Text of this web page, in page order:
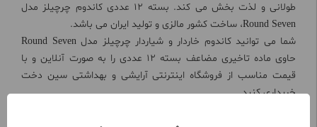
طولانی و لذت بخش می کند. بسته 12 عددی کاندوم چرچیلز مدل
Round Seven، ساخت کشور مالزی و تولید ایران می باشد.
شما می توانید کاندوم خاردار و شیاردار چرچیلز مدل Round Seven
حاوی ماده تاخیری مضاعف بسته 12 عددی را به صورت آنلاین و با
قیمت مناسب از فروشگاه اینترنتی آرایشی و بهداشتی سین دخت
خریداری کنید.